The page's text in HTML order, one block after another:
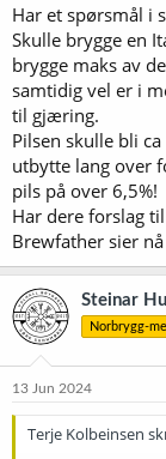
Har et spørsmål i
Skulle brygge en
brygge maks av
samtidig vel er i
til gjæring.
Pilsen skulle bli
utbytte lang over
pils på over 6,5%!
Har dere forslag
Brewfather sier
Steinar
Norbrygg-
13 Jun 2024
Terje Kolbeinsen